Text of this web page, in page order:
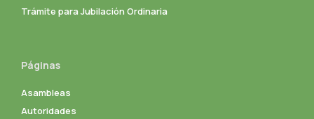
Trámite para Jubilación Ordinaria
Páginas
Asambleas
Autoridades